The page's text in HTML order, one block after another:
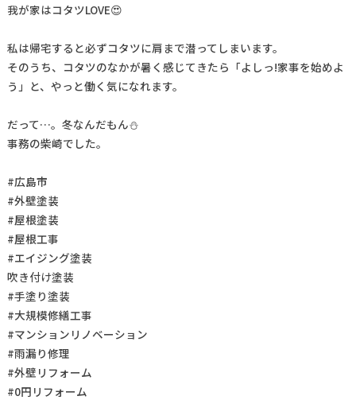
我が家はコタツLOVE😍
私は帰宅すると必ずコタツに肩まで潜ってしまいます。
そのうち、コタツのなかが暑く感じてきたら「よしっ!家事を始めよ
う」と、やっと働く気になれます。
だって…。冬なんだもん⛄
事務の柴崎でした。
#広島市
#外壁塗装
#屋根塗装
#屋根工事
#エイジング塗装
吹き付け塗装
#手塗り塗装
#大規模修繕工事
#マンションリノベーション
#雨漏り修理
#外壁リフォーム
#0円リフォーム